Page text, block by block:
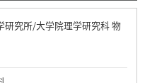
究所/大学院理学研究科 物